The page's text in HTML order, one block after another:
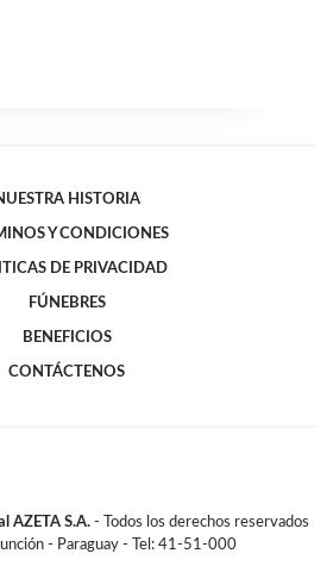
HISTORIA
Y CONDICIONES
DE PRIVACIDAD
FÚNEBRES
BENEFICIOS
CONTÁCTENOS
AZETA S.A. - Todos los derechos reservados
- Paraguay - Tel: 41-51-000